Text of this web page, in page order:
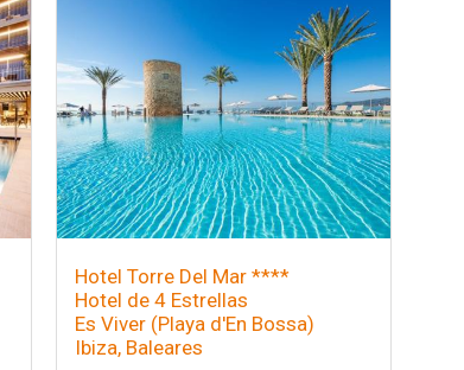
Hotel Torre Del Mar ****
Hotel de 4 Estrellas
Es Viver (Playa d'En Bossa)
Ibiza, Baleares